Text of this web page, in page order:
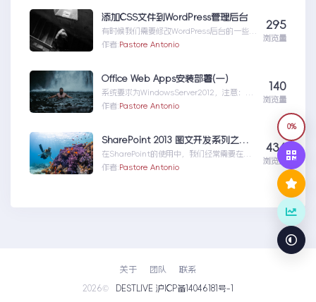
0%
添加CSS文件到WordPress管理后台
有时候我们需要修改WordPress后台的一些样
式，最直接的办法就是直接修改WordPress
作者:Pastore Antonio
295
浏览量
Office Web Apps安装部署(一)
系统要求为WindowsServer2012，注意：安
装OfficeWebApps的服务
作者:Pastore Antonio
140
浏览量
SharePoint 2013 图文开发系列之事件接收器
在SharePoint的使用中，我们经常需要在完
成一个动作之后，触发一个事件；比如，我们
作者:Pastore Antonio
436
浏览量
2026© DESTLIVE 沪ICP备14046181号-1
关于 团队 联系